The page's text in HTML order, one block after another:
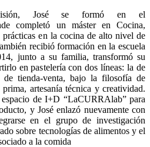
José se formó en el
completó un máster en Cocina,
en la cocina de alto nivel de
recibió formación en la escuela
junto a su familia, transformó su
en pastelería con dos líneas: la de
de tienda-venta, bajo la filosofía de
artesanía técnica y creatividad.
de I+D “LaCURRAlab” para
y José enlazó nuevamente con
en el grupo de investigación
sobre tecnologías de alimentos y el
a la comida